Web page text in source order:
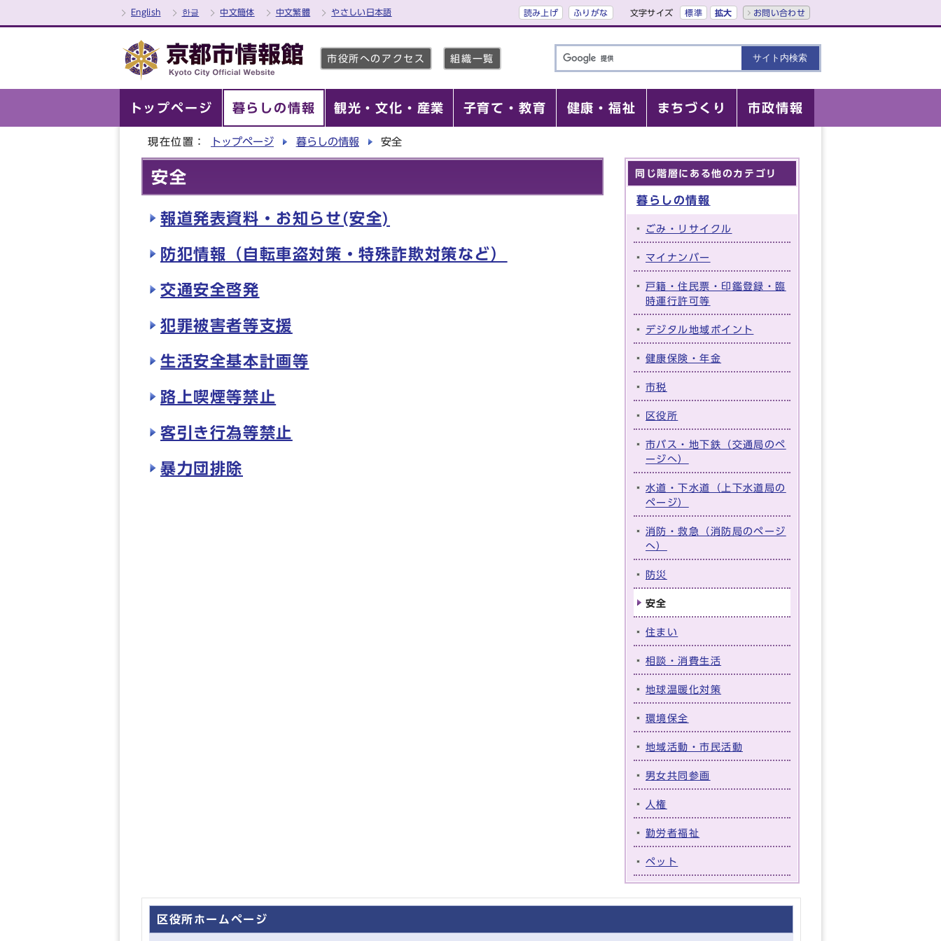
English 한글 中文簡体 中文繁體 やさしい日本語 読み上げ ふりがな 文字サイズ 標準 拡大 お問い合わせ
市役所へのアクセス 組織一覧
トップページ 暮らしの情報 観光・文化・産業 子育て・教育 健康・福祉 まちづくり 市政情報
現在位置： トップページ 暮らしの情報 安全
安全
報道発表資料・お知らせ(安全)
防犯情報（自転車盗対策・特殊詐欺対策など）
交通安全啓発
犯罪被害者等支援
生活安全基本計画等
路上喫煙等禁止
客引き行為等禁止
暴力団排除
同じ階層にある他のカテゴリ
暮らしの情報
ごみ・リサイクル
マイナンバー
戸籍・住民票・印鑑登録・臨
時運行許可等
デジタル地域ポイント
健康保険・年金
市税
区役所
市バス・地下鉄（交通局のペ
ージへ）
水道・下水道（上下水道局の
ページ）
消防・救急（消防局のページ
へ）
防災
安全
住まい
相談・消費生活
地球温暖化対策
環境保全
地域活動・市民活動
男女共同参画
人権
勤労者福祉
ペット
区役所ホームページ